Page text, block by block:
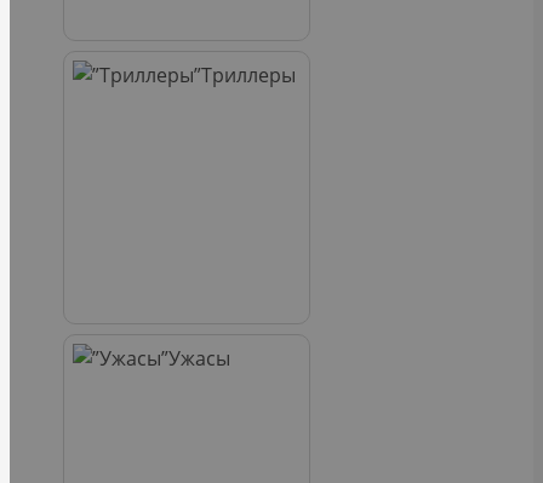
Триллеры
Ужасы